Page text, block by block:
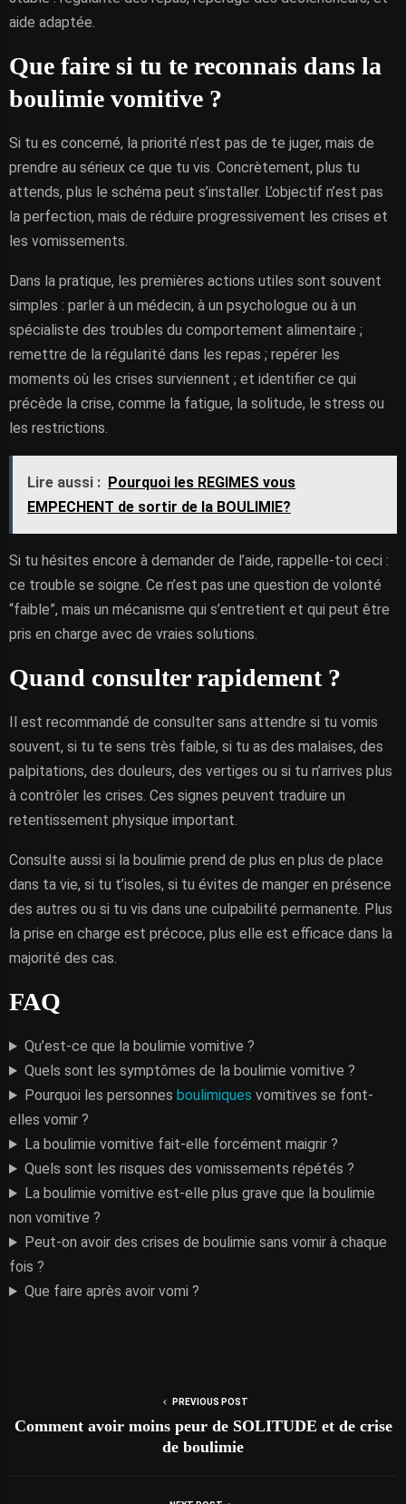
aide adaptée.
Que faire si tu te reconnais dans la
boulimie vomitive ?
Si tu es concerné, la priorité n’est pas de te juger, mais de
prendre au sérieux ce que tu vis. Concrètement, plus tu
attends, plus le schéma peut s’installer. L’objectif n’est pas
la perfection, mais de réduire progressivement les crises et
les vomissements.
Dans la pratique, les premières actions utiles sont souvent
simples : parler à un médecin, à un psychologue ou à un
spécialiste des troubles du comportement alimentaire ;
remettre de la régularité dans les repas ; repérer les
moments où les crises surviennent ; et identifier ce qui
précède la crise, comme la fatigue, la solitude, le stress ou
les restrictions.
Lire aussi : Pourquoi les REGIMES vous
EMPECHENT de sortir de la BOULIMIE?
Si tu hésites encore à demander de l’aide, rappelle-toi ceci :
ce trouble se soigne. Ce n’est pas une question de volonté
“faible”, mais un mécanisme qui s’entretient et qui peut être
pris en charge avec de vraies solutions.
Quand consulter rapidement ?
Il est recommandé de consulter sans attendre si tu vomis
souvent, si tu te sens très faible, si tu as des malaises, des
palpitations, des douleurs, des vertiges ou si tu n’arrives plus
à contrôler les crises. Ces signes peuvent traduire un
retentissement physique important.
Consulte aussi si la boulimie prend de plus en plus de place
dans ta vie, si tu t’isoles, si tu évites de manger en présence
des autres ou si tu vis dans une culpabilité permanente. Plus
la prise en charge est précoce, plus elle est efficace dans la
majorité des cas.
FAQ
Qu’est-ce que la boulimie vomitive ?
Quels sont les symptômes de la boulimie vomitive ?
Pourquoi les personnes boulimiques vomitives se font-
elles vomir ?
La boulimie vomitive fait-elle forcément maigrir ?
Quels sont les risques des vomissements répétés ?
La boulimie vomitive est-elle plus grave que la boulimie
non vomitive ?
Peut-on avoir des crises de boulimie sans vomir à chaque
fois ?
Que faire après avoir vomi ?
PREVIOUS POST
Comment avoir moins peur de SOLITUDE et de crise
de boulimie